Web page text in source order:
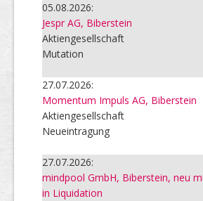
05.08.2026:
Jespr AG, Biberstein
Aktiengesellschaft
Mutation
27.07.2026:
Momentum Impuls AG, Biberstein
Aktiengesellschaft
Neueintragung
27.07.2026:
mindpool GmbH, Biberstein, neu
in Liquidation